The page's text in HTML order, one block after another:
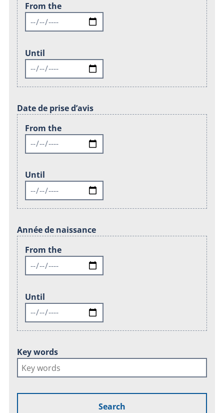
From the
Until
Date de prise d’avis
From the
Until
Année de naissance
From the
Until
Key words
Search